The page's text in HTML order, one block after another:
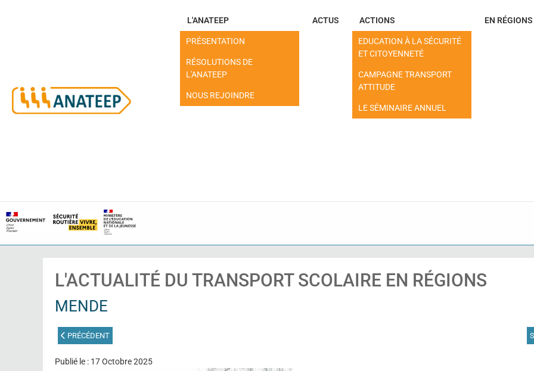
L'ANATEEP
PRÉSENTATION
RÉSOLUTIONS DE
L'ANATEEP
NOUS REJOINDRE
ACTUS ACTIONS
EDUCATION À LA SÉCURITÉ
ET CITOYENNETÉ
CAMPAGNE TRANSPORT
ATTITUDE
LE SÉMINAIRE ANNUEL
EN RÉGIONS
L'ACTUALITÉ DU TRANSPORT SCOLAIRE EN RÉGIONS
MENDE
ARTICLE PRÉCÉDENT : PESMES
PRÉCÉDENT
Publié le : 17 Octobre 2025